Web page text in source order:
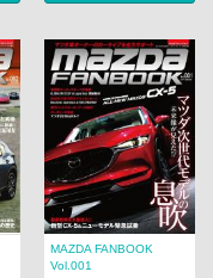
MAZDA FANBOOK
Vol.001